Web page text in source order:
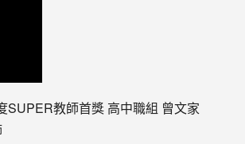
SUPER教師首獎 高中職組 曾文家